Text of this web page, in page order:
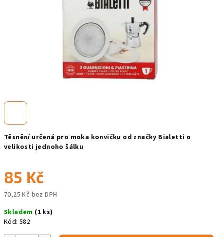
Těsnění určená pro moka konvičku od značky Bialetti o
velikosti jednoho šálku
85 Kč
70,25 Kč bez DPH
cena:
Skladem (1 ks)
Kód: 582